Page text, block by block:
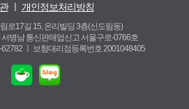
ㅣ 개인정보처리방침
로17길 15, 온리빌딩 3층(신도림동)
병남 통신판매업신고 서울구로-0766호
ㅣ
보험대리점등록번호 2001048405